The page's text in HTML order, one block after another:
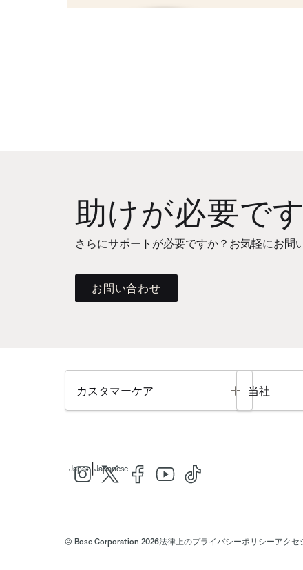
助けが必要で
さらにサポートが必要ですか？お気軽にお問
お問い合わせ
カスタマーケア Toggle
当社
Japan Japanese
© Bose Corporation 2026法律上のプライバシーポリシーアクセ